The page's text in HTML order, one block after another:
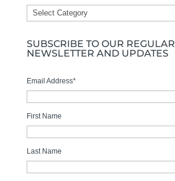
ALL
TOPICS
SUBSCRIBE TO OUR REGULAR
NEWSLETTER AND UPDATES
Email Address*
First Name
Last Name